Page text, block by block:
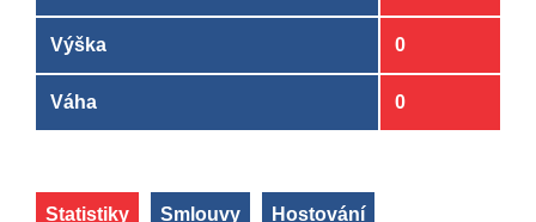
Výška 0
Váha 0
Statistiky Smlouvy Hostování